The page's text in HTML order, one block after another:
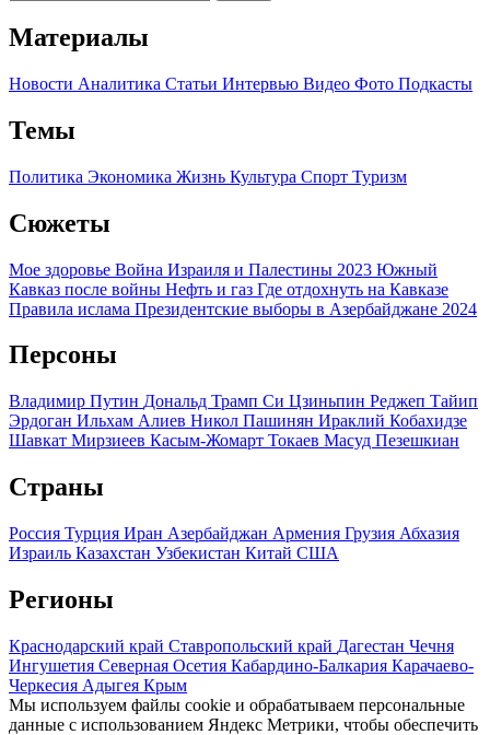
Материалы
Новости Аналитика Статьи Интервью Видео Фото Подкасты
Темы
Политика Экономика Жизнь Культура Спорт Туризм
Сюжеты
Мое здоровье Война Израиля и Палестины 2023 Южный
Кавказ после войны Нефть и газ Где отдохнуть на Кавказе
Правила ислама Президентские выборы в Азербайджане 2024
Персоны
Владимир Путин Дональд Трамп Си Цзиньпин Реджеп Тайип
Эрдоган Ильхам Алиев Никол Пашинян Ираклий Кобахидзе
Шавкат Мирзиеев Касым-Жомарт Токаев Масуд Пезешкиан
Страны
Россия Турция Иран Азербайджан Армения Грузия Абхазия
Израиль Казахстан Узбекистан Китай США
Регионы
Краснодарский край Ставропольский край Дагестан Чечня
Ингушетия Северная Осетия Кабардино-Балкария Карачаево-
Черкесия Адыгея Крым
Мы используем файлы cookie и обрабатываем персональные
данные с использованием Яндекс Метрики, чтобы обеспечить